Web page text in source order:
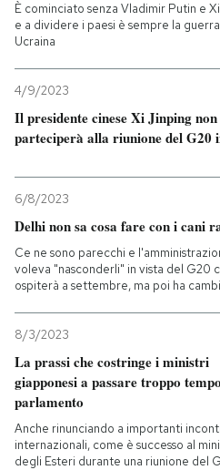
È cominciato senza Vladimir Putin e
e a dividere i paesi è sempre la
Ucraina
4/9/2023
Il presidente cinese Xi Jinping non
parteciperà alla riunione del G20
6/8/2023
Delhi non sa cosa fare con i cani
Ce ne sono parecchi e
voleva "nasconderli" in vista del G20
ospiterà a settembre, ma poi ha
8/3/2023
La prassi che costringe i ministri
giapponesi a passare troppo
parlamento
Anche rinunciando a importanti
internazionali, come è successo al
degli Esteri durante una riunione del